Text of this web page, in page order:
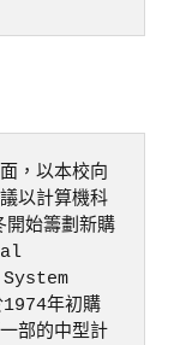
，以本校向
以計算機科
開始籌劃新購
1974年初購
部的中型計